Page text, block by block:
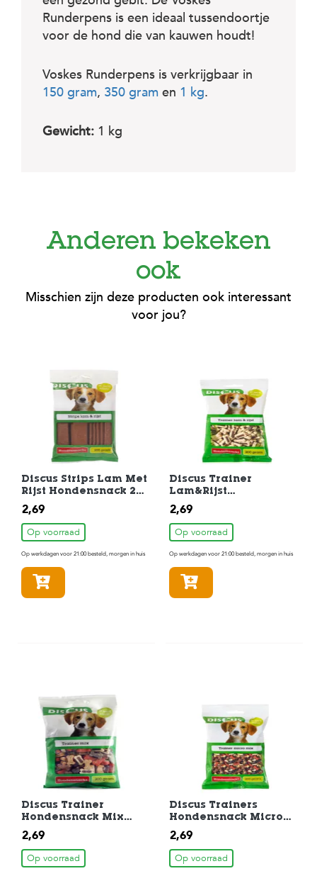
Runderpens is een ideaal tussendoortje
voor de hond die van kauwen houdt!
Voskes Runderpens is verkrijgbaar in
150 gram, 350 gram en 1 kg.
Gewicht: 1 kg
Anderen bekeken
ook
Misschien zijn deze producten ook interessant
voor jou?
Discus Strips Lam Met
Rijst Hondensnack 20
st 200 gr
2,69
Op voorraad
Op werkdagen voor 21:00 besteld, morgen in huis
Discus Trainer
Lam&Rijst
Hondensnack 200gr
2,69
Op voorraad
Op werkdagen voor 21:00 besteld, morgen in huis
Discus Trainer
Hondensnack Mix
200gr
2,69
Op voorraad
Discus Trainers
Hondensnack Micro
Mix 200 gram
2,69
Op voorraad